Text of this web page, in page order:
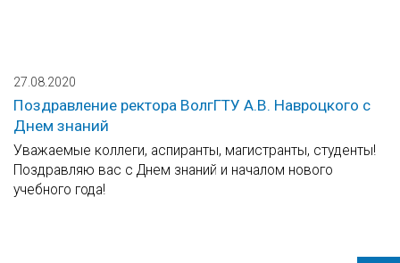
27.08.2020
Поздравление ректора ВолгГТУ А.В. Навроцкого с
Днем знаний
Уважаемые коллеги, аспиранты, магистранты, студенты!
Поздравляю вас с Днем знаний и началом нового
учебного года!